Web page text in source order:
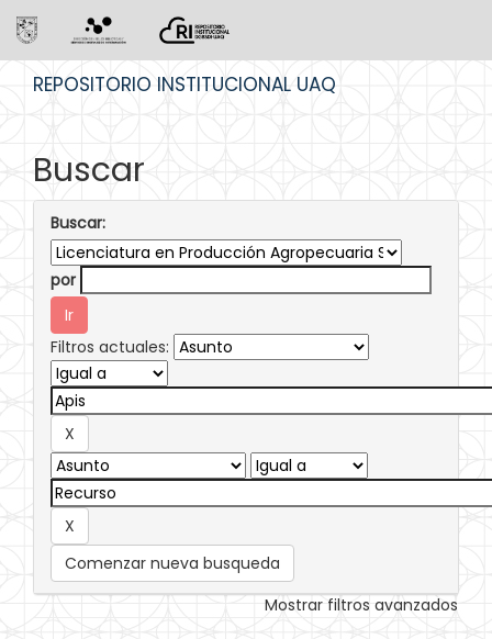
REPOSITORIO INSTITUCIONAL UAQ
Buscar
Buscar:
por
Filtros actuales:
Comenzar nueva busqueda
Mostrar filtros avanzados